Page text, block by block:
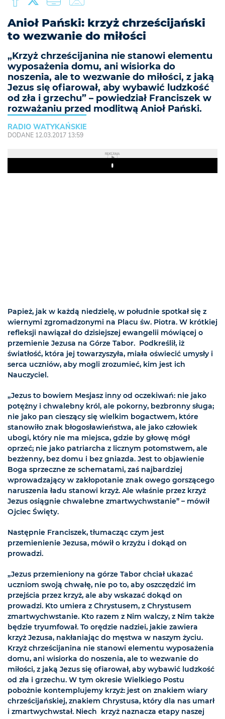
Anioł Pański: krzyż chrześcijański
to wezwanie do miłości
„Krzyż chrześcijanina nie stanowi elementu
wyposażenia domu, ani wisiorka do
noszenia, ale to wezwanie do miłości, z jaką
Jezus się ofiarował, aby wybawić ludzkość
od zła i grzechu” – powiedział Franciszek w
rozważaniu przed modlitwą Anioł Pański.
RADIO WATYKAŃSKIE
DODANE 12.03.2017 13:59
REKLAMA
Play
Papież, jak w każdą niedzielę, w południe spotkał się z
wiernymi zgromadzonymi na Placu św. Piotra. W krótkiej
refleksji nawiązał do dzisiejszej ewangelii mówiącej o
przemienie Jezusa na Górze Tabor. Podkreślił, iż
światłość, która jej towarzyszyła, miała oświecić umysły i
serca uczniów, aby mogli zrozumieć, kim jest ich
Nauczyciel.
„Jezus to bowiem Mesjasz inny od oczekiwań: nie jako
potężny i chwalebny król, ale pokorny, bezbronny sługa;
nie jako pan cieszący się wielkim bogactwem, które
stanowiło znak błogosławieństwa, ale jako człowiek
ubogi, który nie ma miejsca, gdzie by głowę mógł
oprzeć; nie jako patriarcha z licznym potomstwem, ale
bezżenny, bez domu i bez gniazda. Jest to objawienie
Boga sprzeczne ze schematami, zaś najbardziej
wprowadzający w zakłopotanie znak owego gorszącego
naruszenia ładu stanowi krzyż. Ale właśnie przez krzyż
Jezus osiągnie chwalebne zmartwychwstanie” – mówił
Ojciec Święty.
Następnie Franciszek, tłumacząc czym jest
przemienienie Jezusa, mówił o krzyżu i dokąd on
prowadzi.
„Jezus przemieniony na górze Tabor chciał ukazać
uczniom swoją chwałę, nie po to, aby oszczędzić im
przejścia przez krzyż, ale aby wskazać dokąd on
prowadzi. Kto umiera z Chrystusem, z Chrystusem
zmartwychwstanie. Kto razem z Nim walczy, z Nim także
będzie tryumfował. To orędzie nadziei, jakie zawiera
krzyż Jezusa, nakłaniając do męstwa w naszym życiu.
Krzyż chrześcijanina nie stanowi elementu wyposażenia
domu, ani wisiorka do noszenia, ale to wezwanie do
miłości, z jaką Jezus się ofiarował, aby wybawić ludzkość
od zła i grzechu. W tym okresie Wielkiego Postu
pobożnie kontemplujemy krzyż: jest on znakiem wiary
chrześcijańskiej, znakiem Chrystusa, który dla nas umarł
i zmartwychwstał. Niech krzyż naznacza etapy naszej